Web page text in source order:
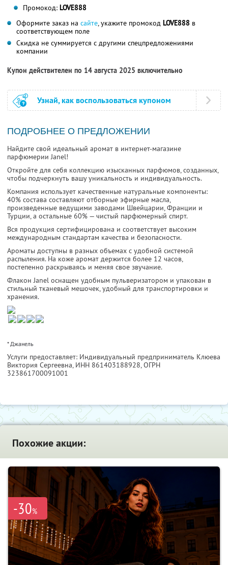
Промокод: LOVE888
Оформите заказ на сайте, укажите промокод LOVE888 в
соответствующем поле
Скидка не суммируется с другими спецпредложениями
компании
Купон действителен по 14 августа 2025 включительно
Узнай, как воспользоваться купоном
ПОДРОБНЕЕ О ПРЕДЛОЖЕНИИ
Найдите свой идеальный аромат в интернет-магазине
парфюмерии Janel!
Откройте для себя коллекцию изысканных парфюмов, созданных,
чтобы подчеркнуть вашу уникальность и индивидуальность.
Компания использует качественные натуральные компоненты:
40% состава составляют отборные эфирные масла,
произведенные ведущими заводами Швейцарии, Франции и
Турции, а остальные 60% — чистый парфюмерный спирт.
Вся продукция сертифицирована и соответствует высоким
международным стандартам качества и безопасности.
Ароматы доступны в разных объемах с удобной системой
распыления. На коже аромат держится более 12 часов,
постепенно раскрываясь и меняя свое звучание.
Флакон Janel оснащен удобным пульверизатором и упакован в
стильный тканевый мешочек, удобный для транспортировки и
хранения.
* Джанель
Услуги предоставляет: Индивидуальный предприниматель Клюева
Виктория Сергеевна, ИНН 861403188928, ОГРН
323861700091001
Похожие акции:
-30%